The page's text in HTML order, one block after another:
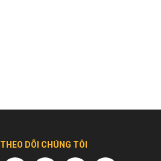
THEO DÕI CHÚNG TÔI